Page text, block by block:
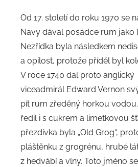
Od 17. století do roku 1970 se
Navy dával posádce rum jako
Nezřídka byla následkem
a opilost, protože příděl byl
V roce 1740 dal proto anglický
viceadmirál Edward Vernon
pít rum zředěný horkou
ředil i s cukrem a limetkovou
přezdívka byla „Old Grog“,
pláštěnku z grogrénu, hrubé
z hedvábí a vlny. Toto jméno